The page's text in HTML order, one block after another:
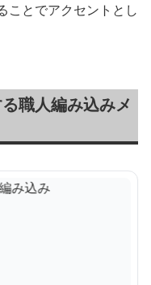
ことでアクセントとし
職人編み込みメ